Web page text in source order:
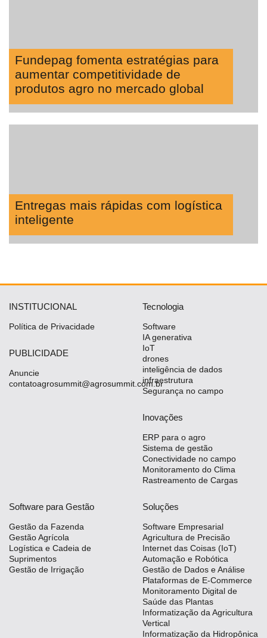
Fundepag fomenta estratégias para
aumentar competitividade de
produtos agro no mercado global
Entregas mais rápidas com logística
inteligente
INSTITUCIONAL
Política de Privacidade
PUBLICIDADE
Anuncie
contatoagrosummit@agrosummit.com.br
Tecnologia
Software
IA generativa
IoT
drones
inteligência de dados
infraestrutura
Segurança no campo
Inovações
ERP para o agro
Sistema de gestão
Conectividade no campo
Monitoramento do Clima
Rastreamento de Cargas
Software para Gestão
Gestão da Fazenda
Gestão Agrícola
Logística e Cadeia de
Suprimentos
Gestão de Irrigação
Soluções
Software Empresarial
Agricultura de Precisão
Internet das Coisas (IoT)
Automação e Robótica
Gestão de Dados e Análise
Plataformas de E-Commerce
Monitoramento Digital de
Saúde das Plantas
Informatização da Agricultura
Vertical
Informatização da Hidropônica